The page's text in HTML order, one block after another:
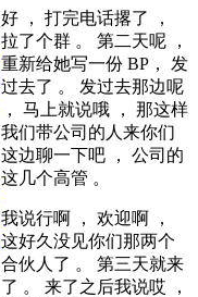
好 ， 打完电话撂了 ，
拉了个群 。 第二天呢 ，
重新给她写一份 BP， 发
过去了 。 发过去那边呢
， 马上就说哦 ， 那这样
我们带公司的人来你们
这边聊一下吧 ， 公司的
这几个高管 。
我说行啊 ， 欢迎啊 ，
这好久没见你们那两个
合伙人了 。 第三天就来
了 。 来了之后我说哎 ，